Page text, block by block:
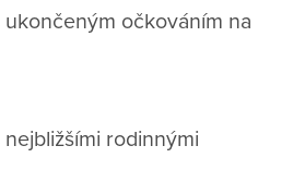
očkováním na
rodinnými